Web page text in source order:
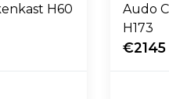
H60
Audo
H173
€2145